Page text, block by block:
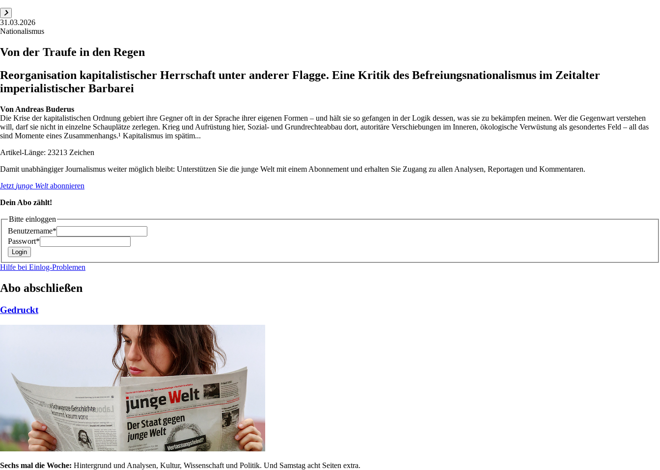
31.03.2026
Nationalismus
Von der Traufe in den Regen
Reorganisation kapitalistischer Herrschaft unter anderer Flagge. Eine Kritik des Befreiungsnationalismus im Zeitalter
imperialistischer Barbarei
Von Andreas Buderus
Die Krise der kapitalistischen Ordnung gebiert ihre Gegner oft in der Sprache ihrer eigenen Formen – und hält sie so gefangen in der Logik dessen, was sie zu bekämpfen meinen. Wer die Gegenwart verstehen
will, darf sie nicht in einzelne Schauplätze zerlegen. Krieg und Aufrüstung hier, Sozial- und Grundrechteabbau dort, autoritäre Verschiebungen im Inneren, ökologische Verwüstung als gesondertes Feld – all das
sind Momente eines Zusammenhangs.¹ Kapitalismus im spätim...
Artikel-Länge: 23213 Zeichen
Damit unabhängiger Journalismus weiter möglich bleibt: Unterstützen Sie die junge Welt mit einem Abonnement und erhalten Sie Zugang zu allen Analysen, Reportagen und Kommentaren.
Jetzt junge Weltabonnieren
Dein Abo zählt!
Bitte einloggen
Benutzername*
Passwort*
Hilfe bei Einlog-Problemen
Abo abschließen
Gedruckt
Sechs mal die Woche: Hintergrund und Analysen, Kultur, Wissenschaft und Politik. Und Samstag acht Seiten extra.